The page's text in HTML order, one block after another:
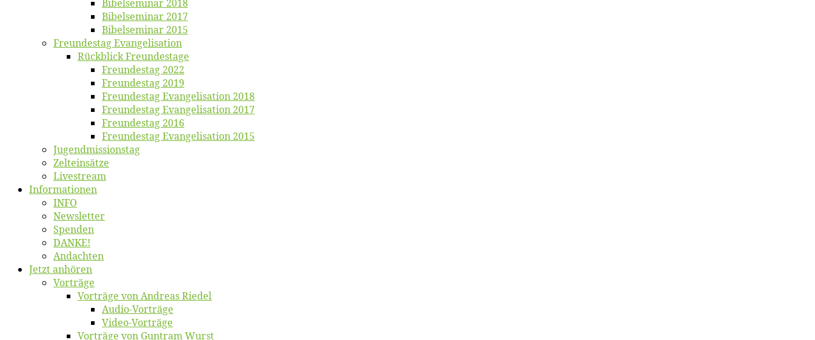
Bi­bel­se­mi­nar 2018
Bibelsemi­nar 2017
Bibelsemi­nar 2015
Freun­des­tag Evangelisation
Rück­blick Freundestage
Freun­des­tag 2022
Freun­des­tag 2019
Freun­des­tag Evan­ge­li­sa­ti­on 2018
Freun­des­tag Evan­ge­li­sa­ti­on 2017
Freun­des­tag 2016
Freun­des­tag Evan­ge­li­sa­ti­on 2015
Jugend­mis­sions­tag
Zelt­ein­sät­ze
Live­stream
Informatio­nen
INFO
News­let­ter
Spen­den
DANKE!
An­dach­ten
Jetzt an­hö­ren
Vor­trä­ge
Vor­trä­ge von An­dre­as Riedel
Au­dio-Vor­trä­ge
Vi­deo-Vor­trä­ge
Vor­trä­ge von Gun­tram Wurst